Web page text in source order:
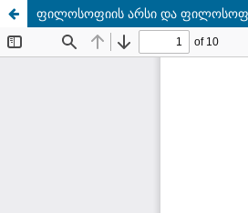
ფილოსოფიის არსი და